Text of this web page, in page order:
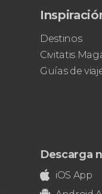
Destinos
Civitatis
Guías de
Descarga
iOS App